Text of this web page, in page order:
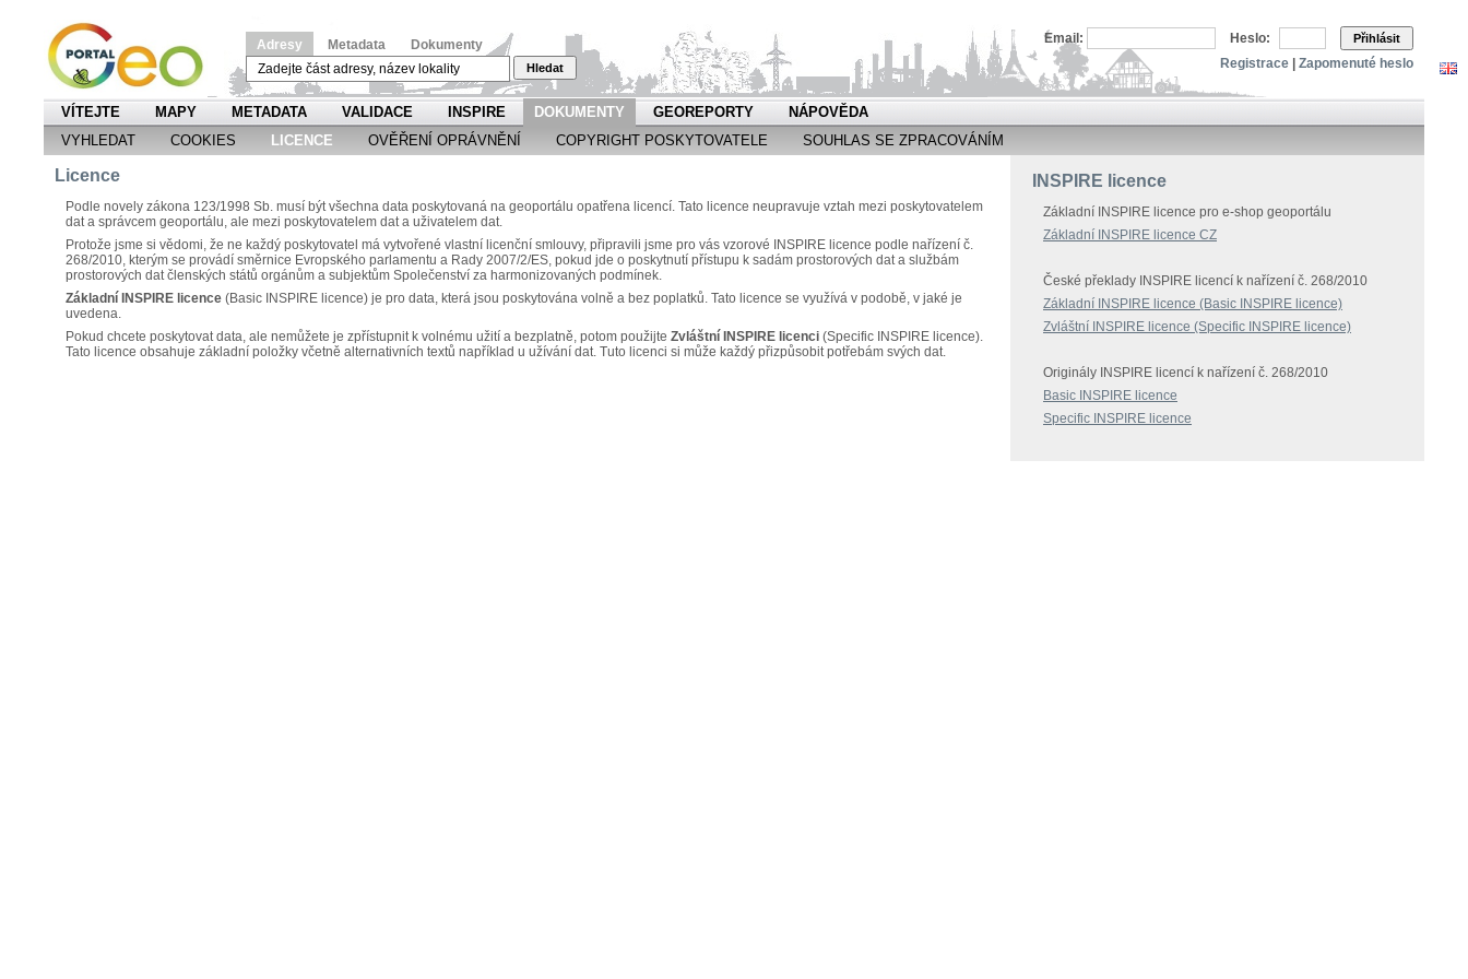
Adresy Metadata Dokumenty
Hledat
Email: Heslo: Přihlásit
Registrace Zapomenuté heslo
VÍTEJTE MAPY METADATA VALIDACE INSPIRE DOKUMENTY GEOREPORTY
NÁPOVĚDA
VYHLEDAT
COOKIES LICENCE OVĚŘENÍ OPRÁVNĚNÍ COPYRIGHT POSKYTOVATELE SOUHLAS SE ZPRACOVÁNÍM
Licence
Podle novely zákona 123/1998 Sb. musí být všechna data poskytovaná na geoportálu opatřena licencí. Tato licence neupravuje vztah mezi poskytovatelem
dat a správcem geoportálu, ale mezi poskytovatelem dat a uživatelem dat.
Protože jsme si vědomi, že ne každý poskytovatel má vytvořené vlastní licenční smlouvy, připravili jsme pro vás vzorové INSPIRE licence podle nařízení č.
268/2010, kterým se provádí směrnice Evropského parlamentu a Rady 2007/2/ES, pokud jde o poskytnutí přístupu k sadám prostorových dat a službám
prostorových dat členských států orgánům a subjektům Společenství za harmonizovaných podmínek.
Základní INSPIRE licence (Basic INSPIRE licence) je pro data, která jsou poskytována volně a bez poplatků. Tato licence se využívá v podobě, v jaké je
uvedena.
Pokud chcete poskytovat data, ale nemůžete je zpřístupnit k volnému užití a bezplatně, potom použijte Zvláštní INSPIRE licenci (Specific INSPIRE licence).
Tato licence obsahuje základní položky včetně alternativních textů například u užívání dat. Tuto licenci si může každý přizpůsobit potřebám svých dat.
INSPIRE licence
Základní INSPIRE licence pro e-shop geoportálu
Základní INSPIRE licence CZ
České překlady INSPIRE licencí k nařízení č. 268/2010
Základní INSPIRE licence (Basic INSPIRE licence)
Zvláštní INSPIRE licence (Specific INSPIRE licence)
Originály INSPIRE licencí k nařízení č. 268/2010
Basic INSPIRE licence
Specific INSPIRE licence